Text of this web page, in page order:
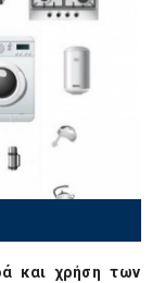
και χρήση των